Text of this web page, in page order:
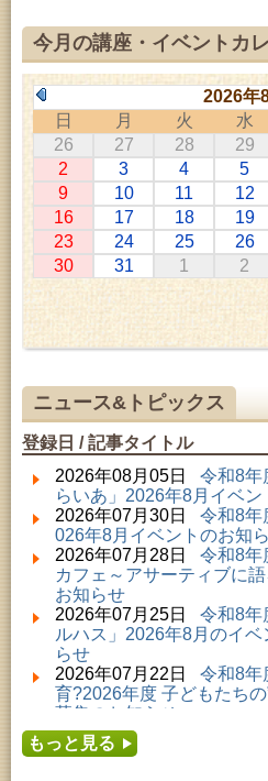
2026年06月06日 ～ 2026
令和8年度 あきたスマー
座～自助力と共助力を高
2026年06月27日 ～ 2026
令和8年度 あきたスマー
ァシリテーター講座 ～熟
2026年07月01日 ～ 2026
千葉克介写真展 ～自然の
2026年07月11日 ～ 2026
特別展「わけあって絶滅
2026年07月14日 ～ 2026
子どもの読書活動推進事
う－みんなの読みたい！
手伝いします－」（資料展
2026年07月25日 ～ 2026
美郷町学友館特別展「加
グマ～1年の記録～」
乳幼児・青少年教育「夏休
2026年08月01日 ～ 2026
成人教育「研修室開放」
2026年08月01日 ～ 2026
乳幼児・青少年教育「図
2026年08月01日 ～ 2026
おかえりなさい！佐竹本
品
2026年08月01日 ～ 2026
清澄コレクション未公開
2026年08月01日 ～ 2026
音と会話を楽しむ朝の図書
2026年08月01日 ～ 2026
佐竹氏の名宝、雄大なる
2026年08月01日 ～ 2026
子どもの読書活動推進事
う－みんなの読みたい！
2026年08月01日 ～ 2026
工房雑がみランド2026
今月の講座・イベントカ
2026年
日
月 火 水
26
27 28 29
2
3 4 5
9
10 11 12
16
17 18 19
23
24 25 26
30
31 1 2
ニュース&トピックス
登録日 / 記事タイトル
2026年08月05日 令和8
らいあ」2026年8月イベ
2026年07月30日 令和8
026年8月イベントのお知
2026年07月28日 令和8
カフェ～アサーティブに
お知らせ
2026年07月25日 令和8
ルハス」2026年8月のイ
らせ
2026年07月22日 令和8年
育?2026年度 子どもたち
募集のお知らせ
2026年07月16日
夏休み親子体験教室」募集
もっと見る